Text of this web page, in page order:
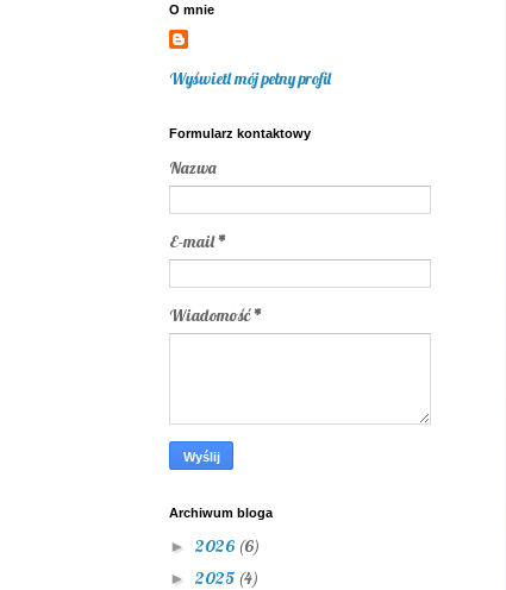
O mnie
Wyświetl mój pełny profil
Formularz kontaktowy
Nazwa
E-mail*
Wiadomość*
Archiwum bloga
► 2026 (6)
► 2025 (4)